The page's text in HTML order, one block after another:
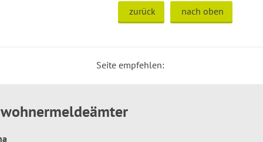
zurück nach oben
Seite empfehlen: